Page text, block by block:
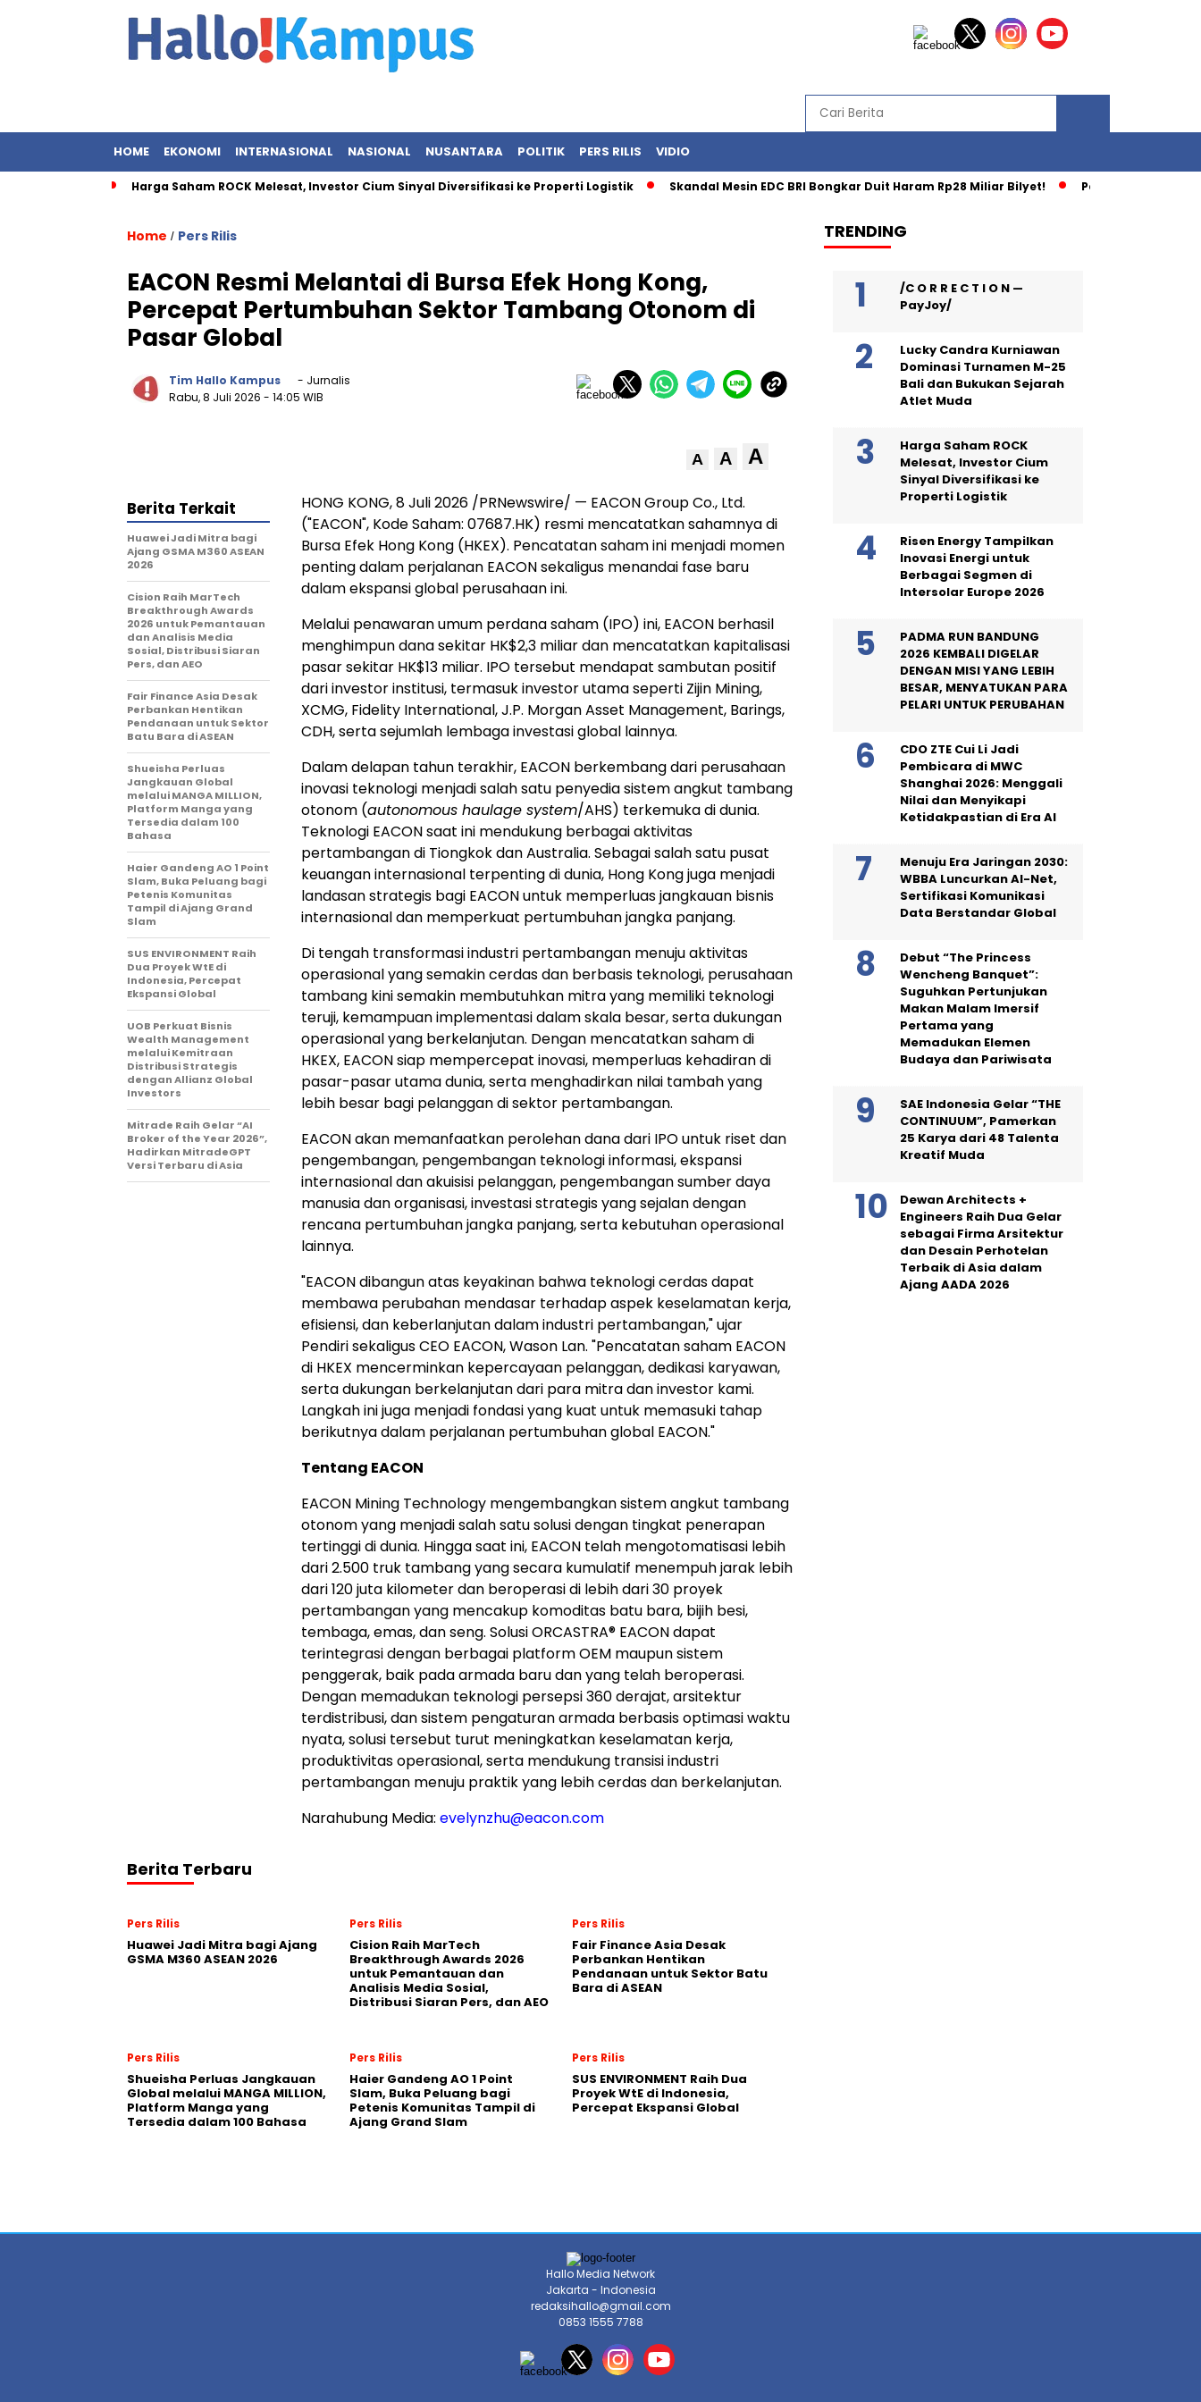
HOME EKONOMI INTERNASIONAL NASIONAL NUSANTARA POLITIK PERS RILIS VIDIO
Harga Saham ROCK Melesat, Investor Cium Sinyal Diversifikasi ke Properti Logistik Skandal Mesin EDC BRI Bongkar Duit Haram Rp28 Miliar Bilyet! Pendaki Jatuh di
Home / Pers Rilis
EACON Resmi Melantai di Bursa Efek Hong Kong,
Percepat Pertumbuhan Sektor Tambang Otonom di
Pasar Global
Tim Hallo Kampus
- Jurnalis
Rabu, 8 Juli 2026 - 14:05 WIB
A A A
HONG KONG, 8 Juli 2026 /PRNewswire/ — EACON Group Co., Ltd.
("EACON", Kode Saham: 07687.HK) resmi mencatatkan sahamnya di
Bursa Efek Hong Kong (HKEX). Pencatatan saham ini menjadi momen
penting dalam perjalanan EACON sekaligus menandai fase baru
dalam ekspansi global perusahaan ini.
Melalui penawaran umum perdana saham (IPO) ini, EACON berhasil
menghimpun dana sekitar HK$2,3 miliar dan mencatatkan kapitalisasi
pasar sekitar HK$13 miliar. IPO tersebut mendapat sambutan positif
dari investor institusi, termasuk investor utama seperti Zijin Mining,
XCMG, Fidelity International, J.P. Morgan Asset Management, Barings,
CDH, serta sejumlah lembaga investasi global lainnya.
Dalam delapan tahun terakhir, EACON berkembang dari perusahaan
inovasi teknologi menjadi salah satu penyedia sistem angkut tambang
otonom (autonomous haulage system/AHS) terkemuka di dunia.
Teknologi EACON saat ini mendukung berbagai aktivitas
pertambangan di Tiongkok dan Australia. Sebagai salah satu pusat
keuangan internasional terpenting di dunia, Hong Kong juga menjadi
landasan strategis bagi EACON untuk memperluas jangkauan bisnis
internasional dan memperkuat pertumbuhan jangka panjang.
Di tengah transformasi industri pertambangan menuju aktivitas
operasional yang semakin cerdas dan berbasis teknologi, perusahaan
tambang kini semakin membutuhkan mitra yang memiliki teknologi
teruji, kemampuan implementasi dalam skala besar, serta dukungan
operasional yang berkelanjutan. Dengan mencatatkan saham di
HKEX, EACON siap mempercepat inovasi, memperluas kehadiran di
pasar-pasar utama dunia, serta menghadirkan nilai tambah yang
lebih besar bagi pelanggan di sektor pertambangan.
EACON akan memanfaatkan perolehan dana dari IPO untuk riset dan
pengembangan, pengembangan teknologi informasi, ekspansi
internasional dan akuisisi pelanggan, pengembangan sumber daya
manusia dan organisasi, investasi strategis yang sejalan dengan
rencana pertumbuhan jangka panjang, serta kebutuhan operasional
lainnya.
"EACON dibangun atas keyakinan bahwa teknologi cerdas dapat
membawa perubahan mendasar terhadap aspek keselamatan kerja,
efisiensi, dan keberlanjutan dalam industri pertambangan," ujar
Pendiri sekaligus CEO EACON, Wason Lan. "Pencatatan saham EACON
di HKEX mencerminkan kepercayaan pelanggan, dedikasi karyawan,
serta dukungan berkelanjutan dari para mitra dan investor kami.
Langkah ini juga menjadi fondasi yang kuat untuk memasuki tahap
berikutnya dalam perjalanan pertumbuhan global EACON."
Tentang EACON
EACON Mining Technology mengembangkan sistem angkut tambang
otonom yang menjadi salah satu solusi dengan tingkat penerapan
tertinggi di dunia. Hingga saat ini, EACON telah mengotomatisasi lebih
dari 2.500 truk tambang yang secara kumulatif menempuh jarak lebih
dari 120 juta kilometer dan beroperasi di lebih dari 30 proyek
pertambangan yang mencakup komoditas batu bara, bijih besi,
tembaga, emas, dan seng. Solusi ORCASTRA® EACON dapat
terintegrasi dengan berbagai platform OEM maupun sistem
penggerak, baik pada armada baru dan yang telah beroperasi.
Dengan memadukan teknologi persepsi 360 derajat, arsitektur
terdistribusi, dan sistem pengaturan armada berbasis optimasi waktu
nyata, solusi tersebut turut meningkatkan keselamatan kerja,
produktivitas operasional, serta mendukung transisi industri
pertambangan menuju praktik yang lebih cerdas dan berkelanjutan.
Narahubung Media: evelynzhu@eacon.com
Berita Terkait
Huawei Jadi Mitra bagi
Ajang GSMA M360 ASEAN
2026
Cision Raih MarTech
Breakthrough Awards
2026 untuk Pemantauan
dan Analisis Media
Sosial, Distribusi Siaran
Pers, dan AEO
Fair Finance Asia Desak
Perbankan Hentikan
Pendanaan untuk Sektor
Batu Bara di ASEAN
Shueisha Perluas
Jangkauan Global
melalui MANGA MILLION,
Platform Manga yang
Tersedia dalam 100
Bahasa
Haier Gandeng AO 1 Point
Slam, Buka Peluang bagi
Petenis Komunitas
Tampil di Ajang Grand
Slam
SUS ENVIRONMENT Raih
Dua Proyek WtE di
Indonesia, Percepat
Ekspansi Global
UOB Perkuat Bisnis
Wealth Management
melalui Kemitraan
Distribusi Strategis
dengan Allianz Global
Investors
Mitrade Raih Gelar “AI
Broker of the Year 2026”,
Hadirkan MitradeGPT
Versi Terbaru di Asia
Berita Terbaru
Pers Rilis
Huawei Jadi Mitra bagi Ajang
GSMA M360 ASEAN 2026
Pers Rilis
Cision Raih MarTech
Breakthrough Awards 2026
untuk Pemantauan dan
Analisis Media Sosial,
Distribusi Siaran Pers, dan AEO
Pers Rilis
Fair Finance Asia Desak
Perbankan Hentikan
Pendanaan untuk Sektor Batu
Bara di ASEAN
Pers Rilis
Shueisha Perluas Jangkauan
Global melalui MANGA MILLION,
Platform Manga yang
Tersedia dalam 100 Bahasa
Pers Rilis
Haier Gandeng AO 1 Point
Slam, Buka Peluang bagi
Petenis Komunitas Tampil di
Ajang Grand Slam
Pers Rilis
SUS ENVIRONMENT Raih Dua
Proyek WtE di Indonesia,
Percepat Ekspansi Global
TRENDING
/C O R R E C T I O N —
PayJoy/
Lucky Candra Kurniawan
Dominasi Turnamen M-25
Bali dan Bukukan Sejarah
Atlet Muda
Harga Saham ROCK
Melesat, Investor Cium
Sinyal Diversifikasi ke
Properti Logistik
Risen Energy Tampilkan
Inovasi Energi untuk
Berbagai Segmen di
Intersolar Europe 2026
PADMA RUN BANDUNG
2026 KEMBALI DIGELAR
DENGAN MISI YANG LEBIH
BESAR, MENYATUKAN PARA
PELARI UNTUK PERUBAHAN
CDO ZTE Cui Li Jadi
Pembicara di MWC
Shanghai 2026: Menggali
Nilai dan Menyikapi
Ketidakpastian di Era AI
Menuju Era Jaringan 2030:
WBBA Luncurkan AI-Net,
Sertifikasi Komunikasi
Data Berstandar Global
Debut “The Princess
Wencheng Banquet”:
Suguhkan Pertunjukan
Makan Malam Imersif
Pertama yang
Memadukan Elemen
Budaya dan Pariwisata
SAE Indonesia Gelar “THE
CONTINUUM”, Pamerkan
25 Karya dari 48 Talenta
Kreatif Muda
Dewan Architects +
Engineers Raih Dua Gelar
sebagai Firma Arsitektur
dan Desain Perhotelan
Terbaik di Asia dalam
Ajang AADA 2026
Hallo Media Network
Jakarta - Indonesia
redaksihallo@gmail.com
0853 1555 7788